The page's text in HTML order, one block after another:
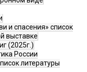
и спасения» список
выставке
(2025г.)
России
литературы